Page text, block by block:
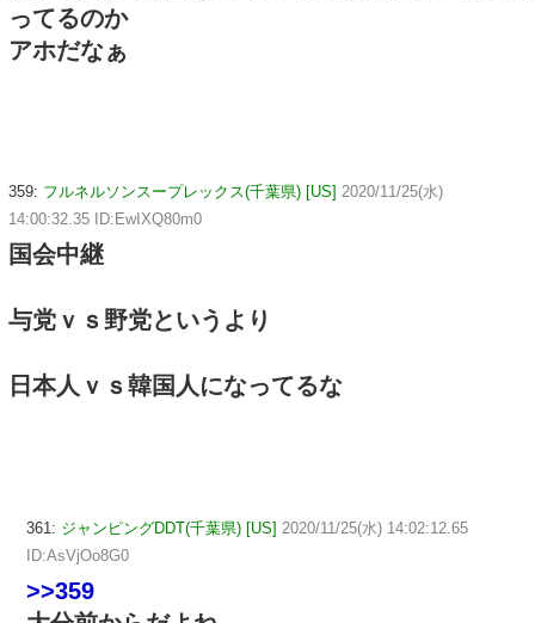
ってるのか
アホだなぁ
359: フルネルソンスープレックス(千葉県) [US] 2020/11/25(水)
14:00:32.35 ID:EwIXQ80m0
国会中継
与党ｖｓ野党というより
日本人ｖｓ韓国人になってるな
361: ジャンピングDDT(千葉県) [US] 2020/11/25(水) 14:02:12.65
ID:AsVjOo8G0
>>359